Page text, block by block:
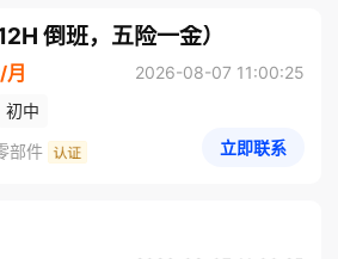
倒班，五险一金）
月
2026-08-07 11:00:25
初中
部件
立即联系